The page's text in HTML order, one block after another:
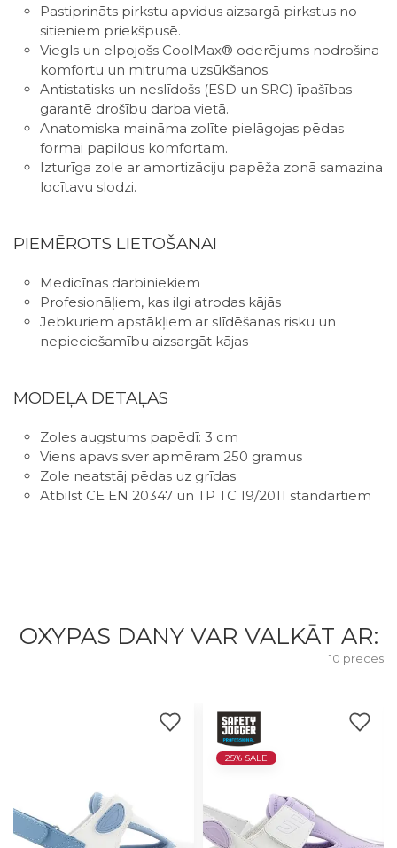
Pastiprināts pirkstu apvidus aizsargā pirkstus no
sitieniem priekšpusē.
Viegls un elpojošs CoolMax® oderējums nodrošina
komfortu un mitruma uzsūkšanos.
Antistatisks un neslīdošs (ESD un SRC) īpašības
garantē drošību darba vietā.
Anatomiska maināma zolīte pielāgojas pēdas
formai papildus komfortam.
Izturīga zole ar amortizāciju papēža zonā samazina
locītavu slodzi.
PIEMĒROTS LIETOŠANAI
Medicīnas darbiniekiem
Profesionāļiem, kas ilgi atrodas kājās
Jebkuriem apstākļiem ar slīdēšanas risku un
nepieciešamību aizsargāt kājas
MODEĻA DETAĻAS
Zoles augstums papēdī: 3 cm
Viens apavs sver apmēram 250 gramus
Zole neatstāj pēdas uz grīdas
Atbilst CE EN 20347 un TP TC 19/2011 standartiem
OXYPAS DANY VAR VALKĀT AR:
10 preces
25% SALE